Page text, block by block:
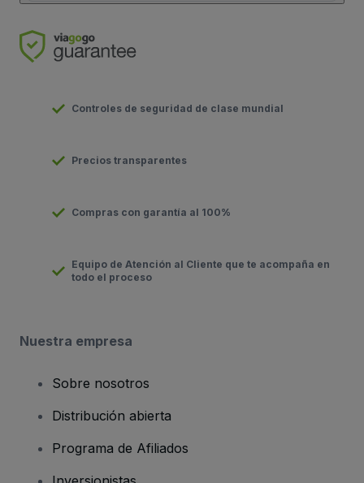
Controles de seguridad de clase mundial
Precios transparentes
Compras con garantía al 100%
Equipo de Atención al Cliente que te acompaña en
todo el proceso
Nuestra empresa
Sobre nosotros
Distribución abierta
Programa de Afiliados